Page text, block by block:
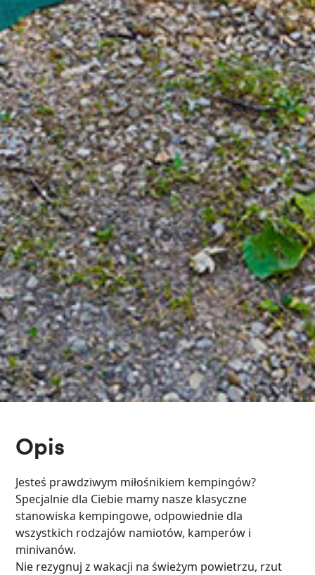
Opis
Jesteś prawdziwym miłośnikiem kempingów?
Specjalnie dla Ciebie mamy nasze klasyczne
stanowiska kempingowe, odpowiednie dla
wszystkich rodzajów namiotów, kamperów i
minivanów.
Nie rezygnuj z wakacji na świeżym powietrzu, rzut